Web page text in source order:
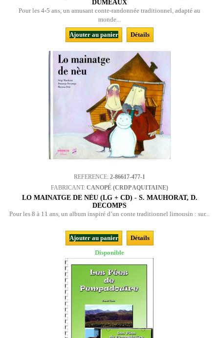
DUMEAUX
Pour les 4-5 ans, un amusant conte-randonnée traditionnel, adapté au
monde...
Ajouter au panier Détails
REFERENCE: 2-86617-477-1
FABRICANT: CANOPÉ (CRDP AQUITAINE)
LO MAINATGE DE NÈU (LG + CD) - S. MAUHORAT, D.
DECOMPS
Pour les 8 à 11 ans, un album inspiré d’un conte traditionnel limousin : sur...
Ajouter au panier
Détails
Disponible